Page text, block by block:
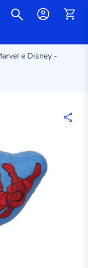
e Disney -